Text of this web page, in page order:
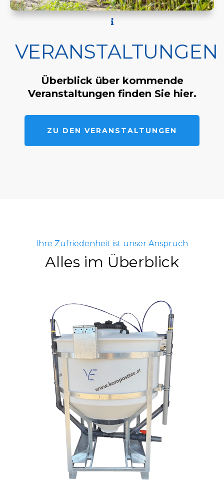
VERANSTALTUNGEN
Überblick über kommende
Veranstaltungen finden Sie hier.
ZU DEN VERANSTALTUNGEN
Ihre Zufriedenheit ist unser Anspruch
Alles im Überblick